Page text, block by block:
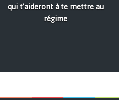
qui t’aideront à te mettre au
régime